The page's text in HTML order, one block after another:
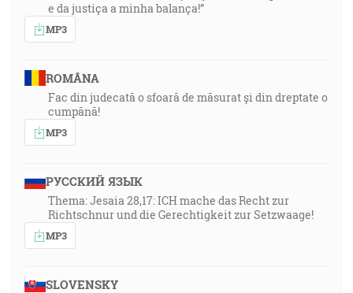
e da justiça a minha balança!”
MP3
ROMÂNA
Fac din judecată o sfoară de măsurat și din dreptate o
cumpănă!
MP3
РУССКИЙ ЯЗЫК
Thema: Jesaia 28,17: ICH mache das Recht zur
Richtschnur und die Gerechtigkeit zur Setzwaage!
MP3
SLOVENSKY